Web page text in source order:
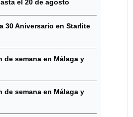
el 20 de agosto
30 Aniversario en Starlite
de semana en Málaga y
de semana en Málaga y